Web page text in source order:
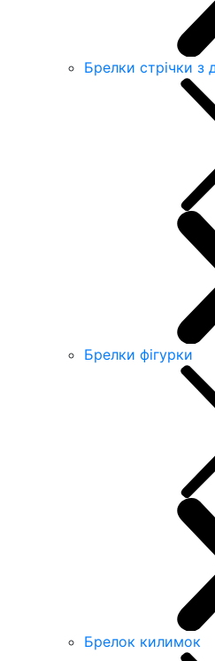
Брелки стрічки з
Брелки фігурки
Брелок килимок